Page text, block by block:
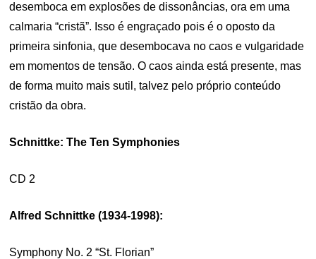
desemboca em explosões de dissonâncias, ora em uma
calmaria “cristã”. Isso é engraçado pois é o oposto da
primeira sinfonia, que desembocava no caos e vulgaridade
em momentos de tensão. O caos ainda está presente, mas
de forma muito mais sutil, talvez pelo próprio conteúdo
cristão da obra.
Schnittke: The Ten Symphonies
CD 2
Alfred Schnittke (1934-1998):
Symphony No. 2 “St. Florian”